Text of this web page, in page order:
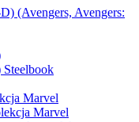
(Avengers, Avengers:
Marvel
Marvel